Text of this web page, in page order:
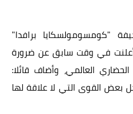
"كومسومولسكايا برافدا"
أعلنت في وقت سابق عن ضرورة
العالمي، وأضاف قائلا:
بعض القوى التي لا علاقة لها